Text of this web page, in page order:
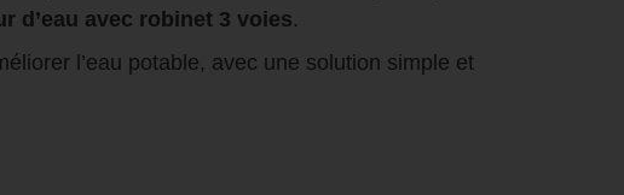
d’eau avec robinet 3 voies.
l’eau potable, avec une solution simple et